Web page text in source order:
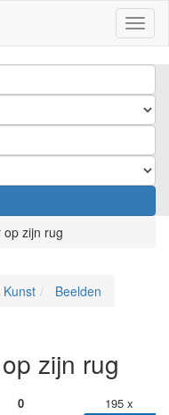
op zijn rug
Kunst Beelden
zijn rug
0 195 x